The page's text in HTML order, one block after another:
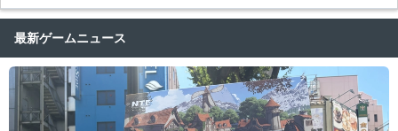
最新ゲームニュース